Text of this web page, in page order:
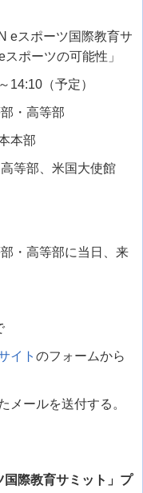
eスポーツ国際教育サ
スポーツの可能性」
～ 14:10 （予定）
・高等部
本部
等部、米国大使館
・高等部に当日、来
イト のフォームから
メールを送付する。
際教育サミット」プ